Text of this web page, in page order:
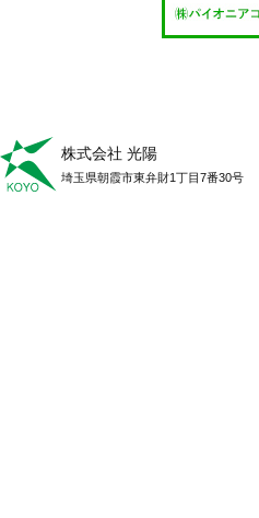
株式会社 光陽
埼玉県朝霞市東弁財1丁目7番30号